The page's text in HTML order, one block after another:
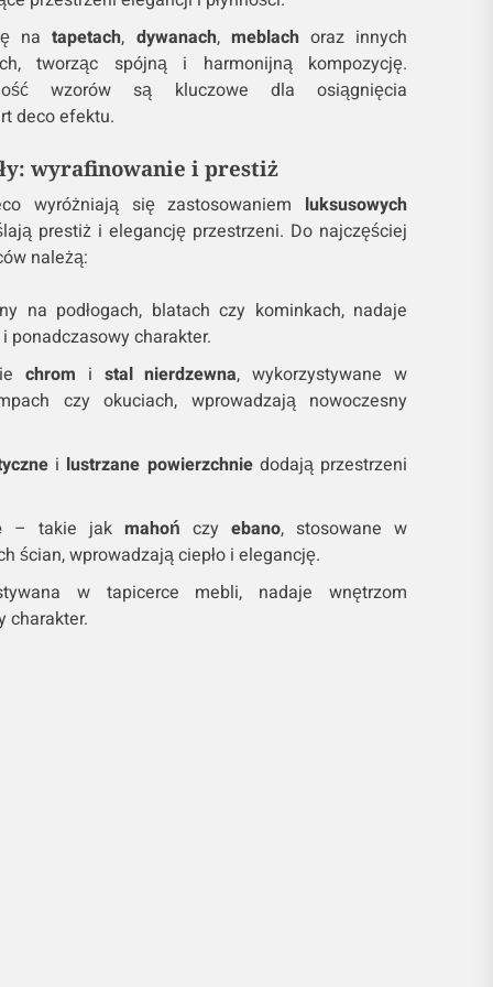
natapetach, dywanach, meblachoraz innych
tworząc spójną i harmonijną kompozycję.
wzorów są kluczowe dla osiągnięcia
deco efektu.
wyrafinowanie i prestiż
wyróżniają się zastosowaniem luksusowych
prestiż i elegancję przestrzeni. Do najczęściej
należą:
na podłogach, blatach czy kominkach, nadaje
ponadczasowy charakter.
chrom i stal nierdzewna, wykorzystywane w
czy okuciach, wprowadzają nowoczesny
i lustrzane powierzchniedodają przestrzeni
– takie jak mahoń czy ebano, stosowane w
ścian, wprowadzają ciepło i elegancję.
w tapicerce mebli, nadaje wnętrzom
charakter.